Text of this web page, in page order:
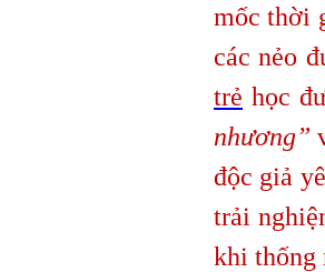
mốc thời
các nẻo
trẻ học
nhương”
độc giả
trải
khi thống